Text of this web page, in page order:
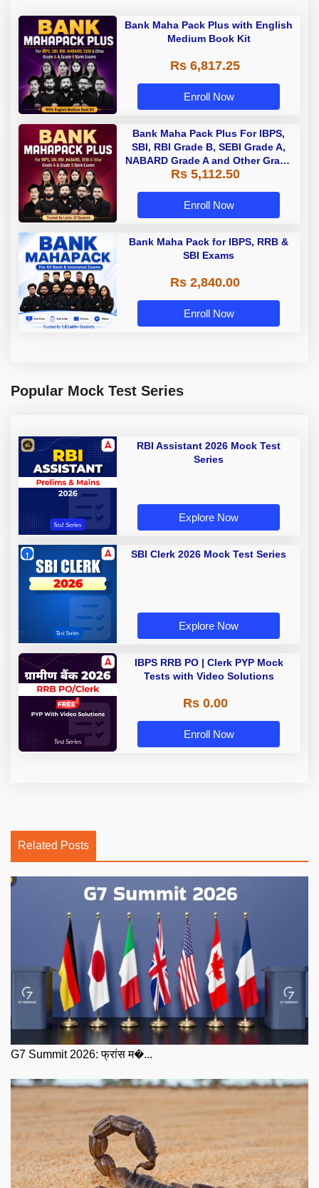
Bank Maha Pack Plus with English
Medium Book Kit
Rs 6,817.25
Enroll Now
Bank Maha Pack Plus For IBPS,
SBI, RBI Grade B, SEBI Grade A,
NABARD Grade A and Other Grade
A & Grade B Bank Exams
Rs 5,112.50
Enroll Now
Bank Maha Pack for IBPS, RRB &
SBI Exams
Rs 2,840.00
Enroll Now
Popular Mock Test Series
RBI Assistant 2026 Mock Test
Series
Explore Now
SBI Clerk 2026 Mock Test Series
Explore Now
IBPS RRB PO | Clerk PYP Mock
Tests with Video Solutions
Rs 0.00
Enroll Now
Related Posts
G7 Summit 2026: फ्रांस म�...